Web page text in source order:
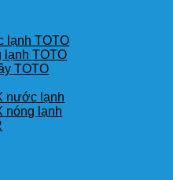
lạnh TOTO
lạnh TOTO
TOTO
nước lạnh
nóng lạnh